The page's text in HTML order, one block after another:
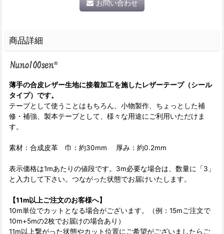
お問い合わせ
商品詳細
薄手の合皮レザー生地に接着加工を施したレザーテープ（シール
タイプ）です。
テープとして使うことはもちろん、小物製作、ちょっとした補
修・補強、製本テープとして、様々な用途にご利用いただけま
す。
素材：合成皮革 巾：約30mm 厚み：約0.2mm
表示価格は1mあたりの値段です。3m必要な場合は、数量に「3」
と入力して下さい。つながった状態でお届けいたします。
【11m以上ご注文のお客様へ】
10m単位でカットとなる場合がございます。（例：15mご注文で
10m+5mの2枚でお届けの場合あり）
11m以上繋がった状態やカット位置にご希望がございましたらご